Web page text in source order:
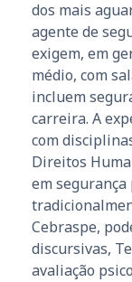
dos mais
agente de
exigem, em
médio, com
incluem
carreira. A
com
Direitos
em segurança
Cebraspe,
discursivas,
avaliação